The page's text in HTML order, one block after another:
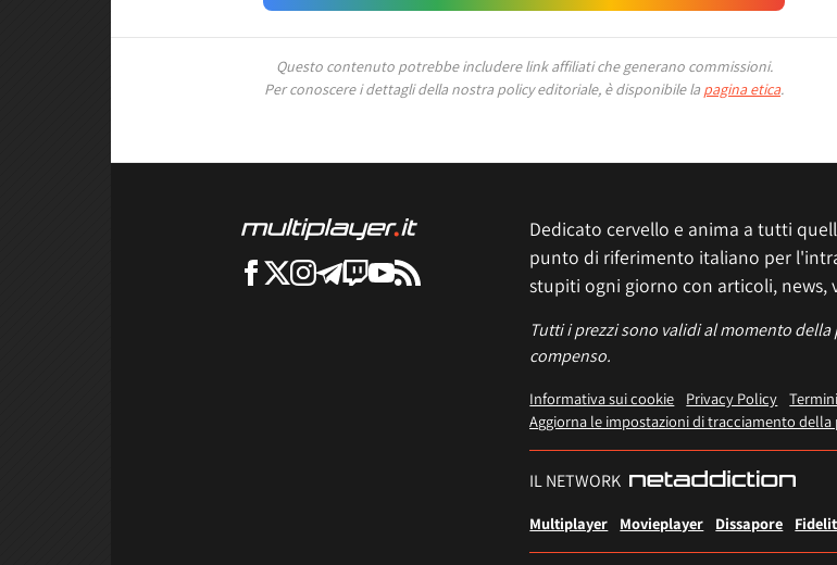
Questo contenuto potrebbe includere link affiliati che generano commissioni.
Per conoscere i dettagli della nostra policy editoriale, è disponibile la pagina etica.
Dedicato cervello e anima a tutti
punto di riferimento italiano per
stupiti ogni giorno con articoli, news,
Tutti i prezzi sono validi al momento
compenso.
Informativa sui cookie Privacy Policy
Aggiorna le impostazioni di tracciamento
IL NETWORK
Multiplayer Movieplayer Dissapore